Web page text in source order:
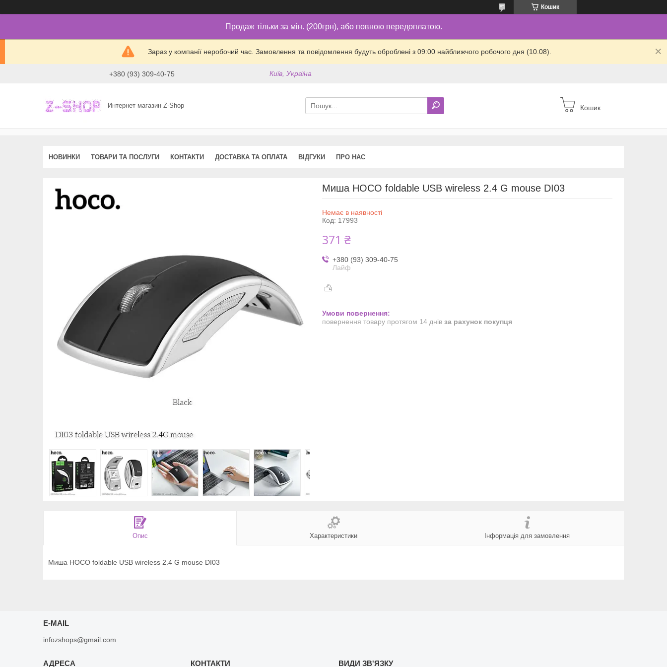
Кошик
Продаж тільки за мін. (200грн), або повною передоплатою.
Зараз у компанії неробочий час. Замовлення та повідомлення будуть оброблені з 09:00 найближчого робочого дня (10.08).
+380 (93) 309-40-75 Київ, Україна
Интернет магазин Z-Shop Кошик
НОВИНКИ ТОВАРИ ТА ПОСЛУГИ КОНТАКТИ ДОСТАВКА ТА ОПЛАТА ВІДГУКИ ПРО НАС
Миша HOCO foldable USB wireless 2.4 G mouse DI03
Немає в наявності
Код: 17993
371 ₴
+380 (93) 309-40-75
Лайф
повернення товару протягом 14 днів за рахунок покупця
Опис Характеристики Інформація для замовлення
Миша HOCO foldable USB wireless 2.4 G mouse DI03
E-MAIL
infozshops@gmail.com